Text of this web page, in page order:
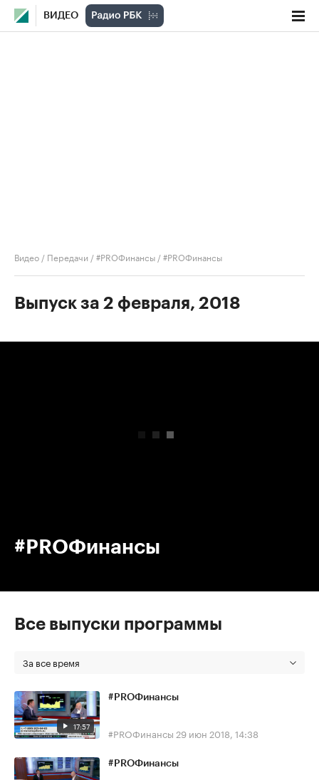
ВИДЕО
Видео / Передачи /#PROФинансы /#PROФинансы
Выпуск за 2 февраля, 2018
#PROФинансы
Все выпуски программы
За все время
17:57
#PROФинансы
#PROФинансы 29 июн 2018, 14:38
#PROФинансы